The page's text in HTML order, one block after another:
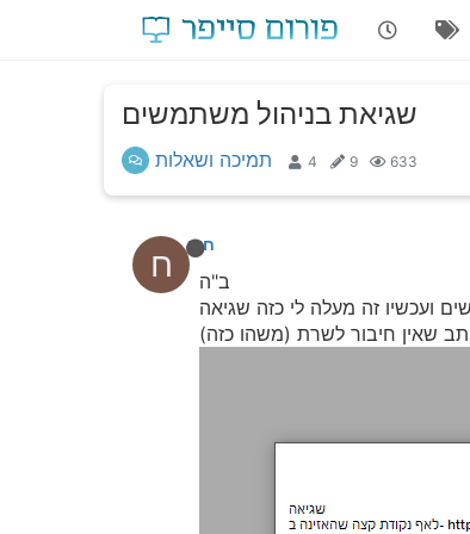
שגיאת בניהול משתמשים
תמיכה ושאלות 4 9 633
ח חוקר1
ב"ה
ועכשיו זה מעלה לי כזה שגיאה
שאין חיבור לשרת (משהו כזה)